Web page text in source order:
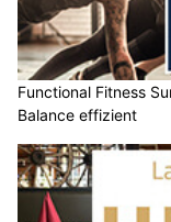
Functional Fitness
Balance effizient